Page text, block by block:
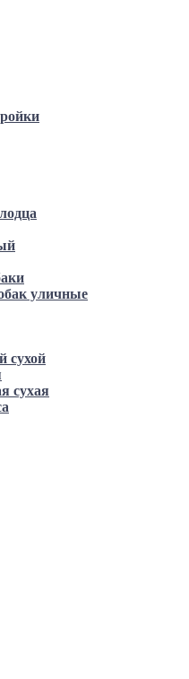
уличные
сухой
сухая